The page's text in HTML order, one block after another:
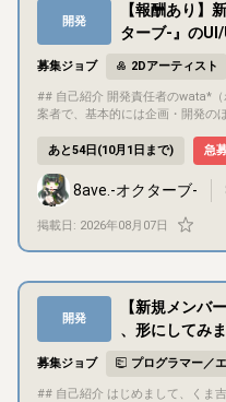
す。 * ポートフォリオなど実績公開OK。 --- ## 💬 コミュニケーション方法 *
**連絡手段：** Discord（テキス
/ Google Drive 等 * **制作スタイ
ます。 * 制作上の疑問や仕様相談などは、チーム内で気軽に話し合える環境
です！ --- ## 💌 最後に ゲームを完成させる事は前提とし、売るという事を本
トフォリオを見てほしい」といっ
味を持っていただけましたら、ぜひお気
くお願いいたします！
発期間 10月までを想定 現在シナ
入、スクリプトの作業に入っています。 ## 目的・目標 完成さ
世に出すことを目標としています
応募ください！ ## ゲーム内容 舞台は現代日本です。 ヒロインの千鶴が首吊
ケ"と日常ドタバタコメディをし
3人で遠出……という形です。 ## 担当いただきたい作業 キャラクター3名の立
各6～10種類程度 タイトル画面イラストの制作 ※余裕
立ち絵は当方の線画から彩色をし
みラフ〜完成まで担当いただくこ
るため、必要に応じて顔周りなど
場合があります。 ## コミュニケーション方法 基本はdiscordでやり取りさ
せていただき、ファイルの共有は
出期間などは設けず、出来上がり
開発
【報酬あり】
ターブ-』の
募集ジョブ 2Dアーティスト
## 自己紹介 開発責任者のwata*（わっちゃん）と申します。このゲームの発
案者で、基本的には企画・開発の
ゲームに関わるところは全て行っ
作者、テストプレイヤーなど十数
ます。 ## 募集概要 開発中の音楽ゲーム『8ave. -オクターブ-』のUI/UXデザ
インの監修/制作をリリースまで継
デザインの専門的な視点を取り入
を向上させるためです。 ## プロジェクト概要 タイトル：8ave. -オクターブ-
ジャンル：音楽ゲーム/リズムゲーム 対応機種：PC (Steam) 現在ク
、クラウドファンディングで目標金
らのご期待に沿えるようなハイク
を目指しております。 インディーゲームの枠を超えるため、UI/UXのクオリ
ティアップにご助力いただきたいです。 ## ゲーム内容 開発状
認いただけます。 ▫️X https://x.com/8ave_official ▫️YouTube https://www.y
あと54日(10月1日まで) 急
8ave.-オクターブ-
掲載日: 2026年08月07日
開発
【新規メンバ
、形にしてみ
募集ジョブ プログラマー／
## 自己紹介 はじめまして、くま吉と申します。今回、短期集中で1本形にす